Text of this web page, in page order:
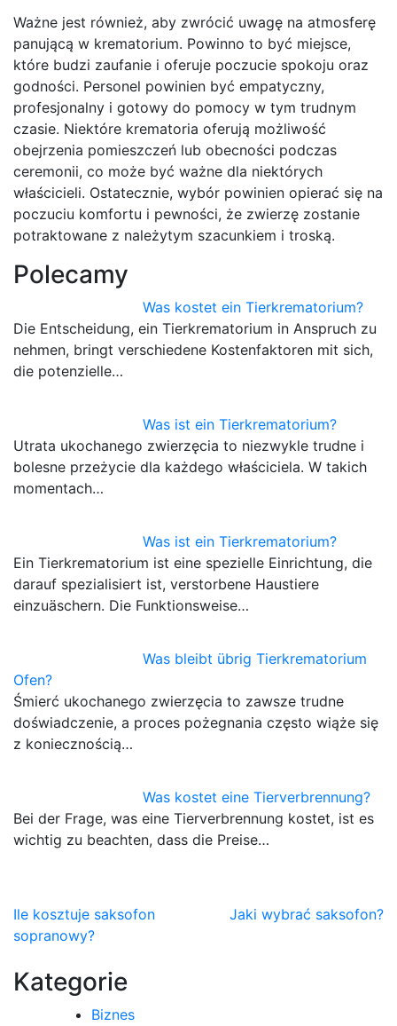
Ważne jest również, aby zwrócić uwagę na atmosferę
panującą w krematorium. Powinno to być miejsce,
które budzi zaufanie i oferuje poczucie spokoju oraz
godności. Personel powinien być empatyczny,
profesjonalny i gotowy do pomocy w tym trudnym
czasie. Niektóre krematoria oferują możliwość
obejrzenia pomieszczeń lub obecności podczas
ceremonii, co może być ważne dla niektórych
właścicieli. Ostatecznie, wybór powinien opierać się na
poczuciu komfortu i pewności, że zwierzę zostanie
potraktowane z należytym szacunkiem i troską.
Polecamy
Was kostet ein Tierkrematorium?
Die Entscheidung, ein Tierkrematorium in Anspruch zu
nehmen, bringt verschiedene Kostenfaktoren mit sich,
die potenzielle…
Was ist ein Tierkrematorium?
Utrata ukochanego zwierzęcia to niezwykle trudne i
bolesne przeżycie dla każdego właściciela. W takich
momentach…
Was ist ein Tierkrematorium?
Ein Tierkrematorium ist eine spezielle Einrichtung, die
darauf spezialisiert ist, verstorbene Haustiere
einzuäschern. Die Funktionsweise…
Was bleibt übrig Tierkrematorium
Ofen?
Śmierć ukochanego zwierzęcia to zawsze trudne
doświadczenie, a proces pożegnania często wiąże się
z koniecznością…
Was kostet eine Tierverbrennung?
Bei der Frage, was eine Tierverbrennung kostet, ist es
wichtig zu beachten, dass die Preise…
Nawigacja
wpisu
Ile kosztuje saksofon
sopranowy?
Jaki wybrać saksofon?
Kategorie
Biznes